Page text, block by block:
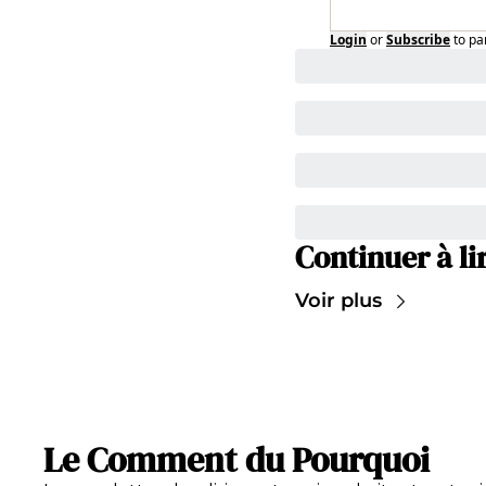
Login orSubscribeto
Continuer à
Voir plus
Le Comment du Pourquoi